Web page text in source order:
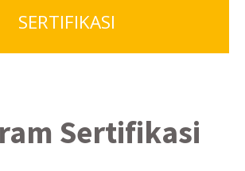
SERTIFIKASI
Sertifikasi